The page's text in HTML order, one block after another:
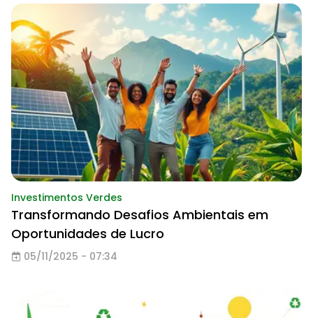
Investimentos Verdes
Transformando Desafios Ambientais em
Oportunidades de Lucro
05/11/2025 - 07:34